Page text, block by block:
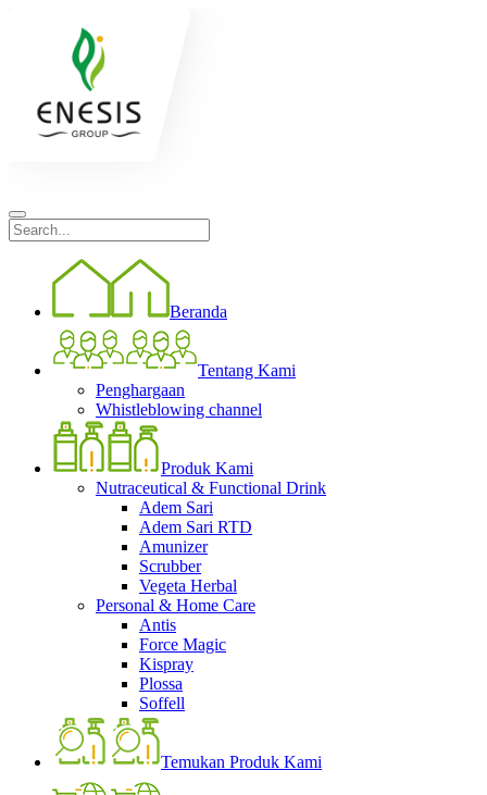
Beranda
Tentang Kami
Penghargaan
Whistleblowing channel
Produk Kami
Nutraceutical & Functional Drink
Adem Sari
Adem Sari RTD
Amunizer
Scrubber
Vegeta Herbal
Personal & Home Care
Antis
Force Magic
Kispray
Plossa
Soffell
Temukan Produk Kami